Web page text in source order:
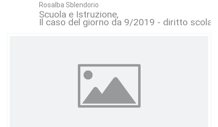
Rosalba Sblendorio
Scuola e Istruzione
Il caso del giorno da 9/2019 - diritto